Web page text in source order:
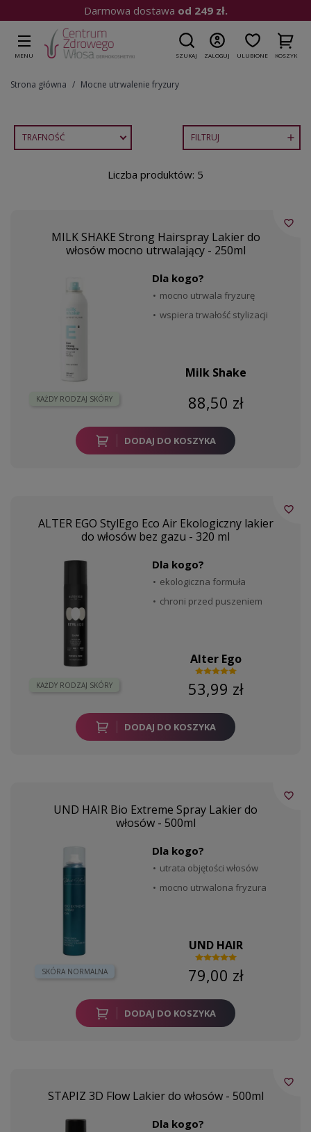
Darmowa dostawa od 249 zł.
MENU SZUKAJ ZALOGUJ ULUBIONE KOSZYK
Strona główna Mocne utrwalenie fryzury
TRAFNOŚĆ FILTRUJ 
Liczba produktów: 5
MILK SHAKE Strong Hairspray Lakier do
włosów mocno utrwalający - 250ml
KAŻDY RODZAJ SKÓRY
Dla kogo?
mocno utrwala fryzurę
wspiera trwałość stylizacji
Milk Shake
88,50 zł
DODAJ DO KOSZYKA
favorite_border
ALTER EGO StylEgo Eco Air Ekologiczny lakier
do włosów bez gazu - 320 ml
KAŻDY RODZAJ SKÓRY
Dla kogo?
ekologiczna formuła
chroni przed puszeniem
Alter Ego
53,99 zł
DODAJ DO KOSZYKA
favorite_border
UND HAIR Bio Extreme Spray Lakier do
włosów - 500ml
SKÓRA NORMALNA
Dla kogo?
utrata objętości włosów
mocno utrwalona fryzura
UND HAIR
79,00 zł
DODAJ DO KOSZYKA
favorite_border
STAPIZ 3D Flow Lakier do włosów - 500ml
Dla kogo?
favorite_border